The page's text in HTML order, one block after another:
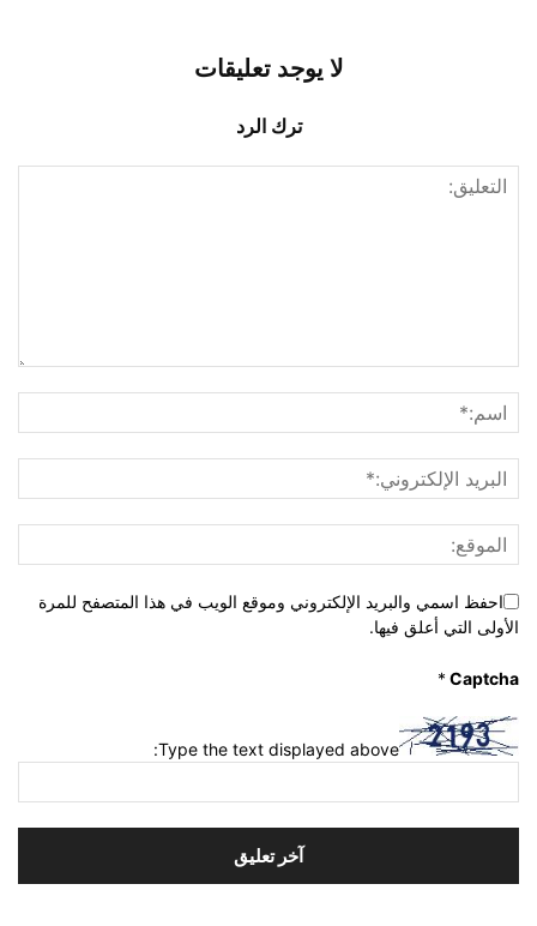
لا يوجد تعليقات
ترك الرد
احفظ اسمي والبريد الإلكتروني وموقع الويب في هذا المتصفح للمرة
الأولى التي أعلق فيها.
Captcha
*
Type the text displayed above: